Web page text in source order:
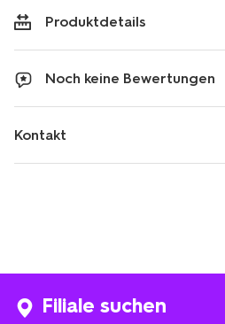
Produktdetails
Noch keine Bewertungen
Kontakt
Filiale suchen